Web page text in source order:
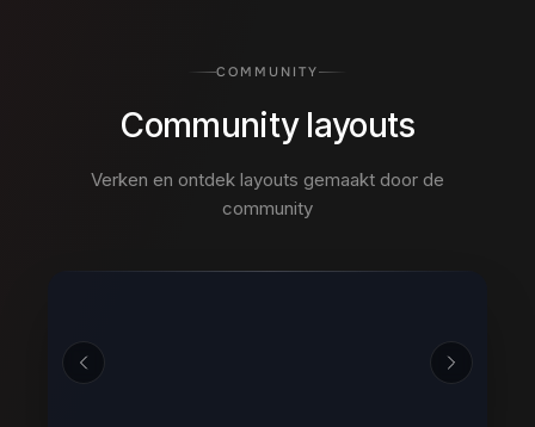
COMMUNITY
Community layouts
Verken en ontdek layouts gemaakt door de
community